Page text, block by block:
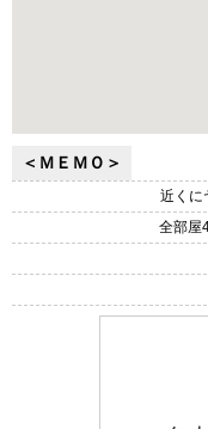
＜ＭＥＭＯ＞
近くに
全部屋